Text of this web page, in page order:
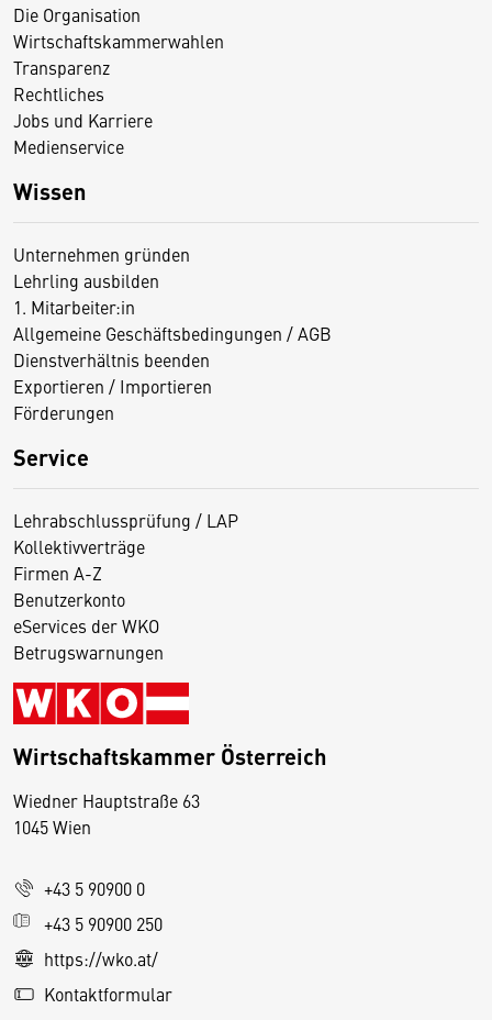
Die Organisation
Wirtschaftskammerwahlen
Transparenz
Rechtliches
Jobs und Karriere
Medienservice
Wissen
Unternehmen gründen
Lehrling ausbilden
1. Mitarbeiter:in
Allgemeine Geschäftsbedingungen / AGB
Dienstverhältnis beenden
Exportieren / Importieren
Förderungen
Service
Lehrabschlussprüfung / LAP
Kollektivverträge
Firmen A-Z
Benutzerkonto
eServices der WKO
Betrugswarnungen
Wirtschaftskammer Österreich
Wiedner Hauptstraße 63
1045 Wien
+43 5 90900 0
+43 5 90900 250
https://wko.at/
Kontaktformular
D
s
e
S
e